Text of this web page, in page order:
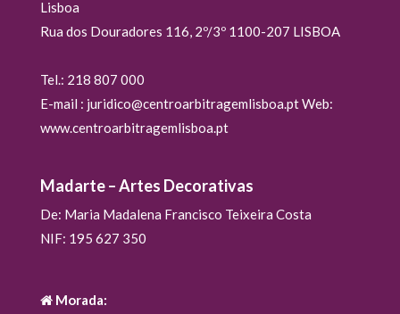
Lisboa
Rua dos Douradores 116, 2º/3º 1100-207 LISBOA
Tel.: 218 807 000
E-mail : juridico@centroarbitragemlisboa.pt Web:
www.centroarbitragemlisboa.pt
Madarte – Artes Decorativas
De: Maria Madalena Francisco Teixeira Costa
NIF: 195 627 350
Morada: